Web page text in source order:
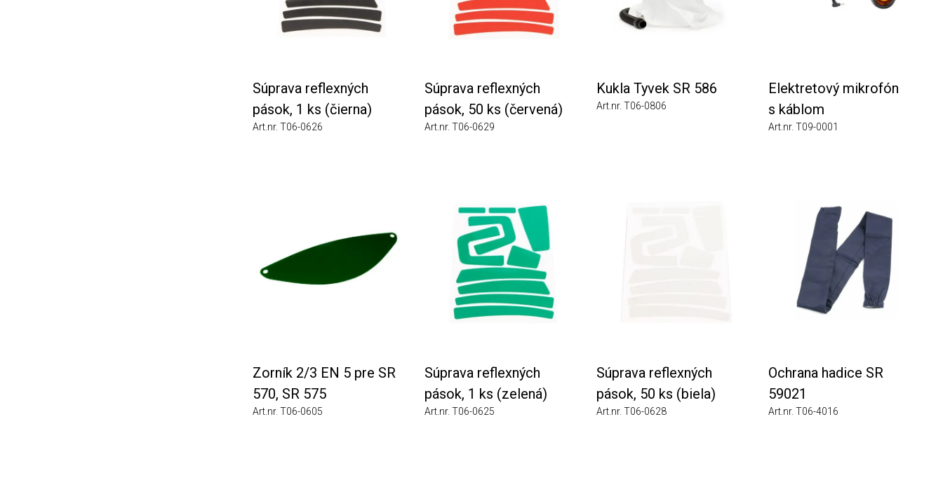
Súprava reflexných
pások, 1 ks (čierna)
Art.nr. T06-0626
Súprava reflexných
pások, 50 ks (červená)
Art.nr. T06-0629
Kukla Tyvek SR 586
Art.nr. T06-0806
Elektretový mikrofón
s káblom
Art.nr. T09-0001
Zorník 2/3 EN 5 pre SR
570, SR 575
Art.nr. T06-0605
Súprava reflexných
pások, 1 ks (zelená)
Art.nr. T06-0625
Súprava reflexných
pások, 50 ks (biela)
Art.nr. T06-0628
Ochrana hadice SR
59021
Art.nr. T06-4016